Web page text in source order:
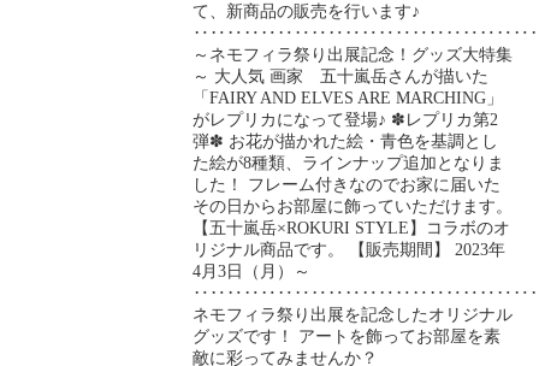
て、新商品の販売を行います♪
～ネモフィラ祭り出展記念！グッズ大特集
～ 大人気 画家 五十嵐岳さんが描いた
「FAIRY AND ELVES ARE MARCHING」
がレプリカになって登場♪ ✽レプリカ第2
弾✽ お花が描かれた絵・青色を基調とし
た絵が8種類、ラインナップ追加となりま
した！ フレーム付きなのでお家に届いた
その日からお部屋に飾っていただけます。
【五十嵐岳×ROKURI STYLE】コラボのオ
リジナル商品です。 【販売期間】 2023年
4月3日（月）～
ネモフィラ祭り出展を記念したオリジナル
グッズです！ アートを飾ってお部屋を素
敵に彩ってみませんか？